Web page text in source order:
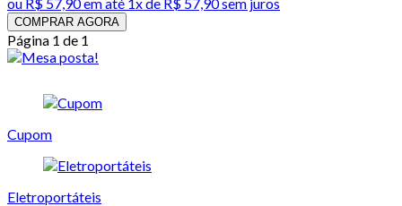
COMPRAR AGORA
Página 1 de 1
Cupom
Eletroportáteis